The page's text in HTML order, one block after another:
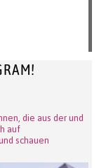
die aus der und
auf
schauen